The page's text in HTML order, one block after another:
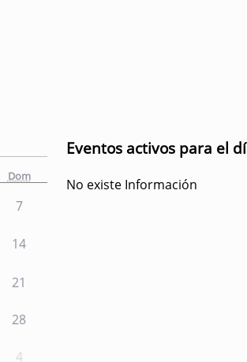
Dom
7
14
21
28
4
Eventos activos para el
No existe Información